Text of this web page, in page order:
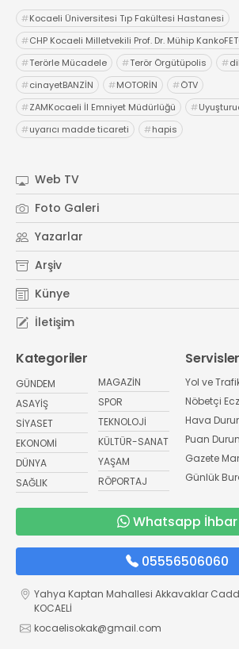
#Kocaeli Üniversitesi Tıp Fakültesi Hastanesi
#CHP Kocaeli Milletvekili Prof. Dr. Mühip
#Terörle Mücadele #Terör Örgütüpolis #
#cinayetBANZİN #MOTORİN #ÖTV
#ZAMKocaeli İl Emniyet Müdürlüğü #
#uyarıcı madde ticareti #hapis
Web TV
Foto Galeri
Yazarlar
Arşiv
Künye
İletişim
Kategoriler
GÜNDEM
ASAYİŞ
SİYASET
EKONOMİ
DÜNYA
SAĞLIK
MAGAZİN
SPOR
TEKNOLOJİ
KÜLTÜR-SANAT
YAŞAM
RÖPORTAJ
Servisler
Yol ve
Nöbetçi
Hava
Puan
Gazete
Günlük
Whatsapp İhbar
05556506060
Yahya Kaptan Mahallesi Akkavaklar
KOCAELİ
kocaelisokak@gmail.com